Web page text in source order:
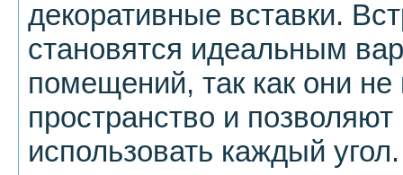
декоративные вставки.
становятся идеальным
помещений, так как они
пространство и
использовать каждый угол.